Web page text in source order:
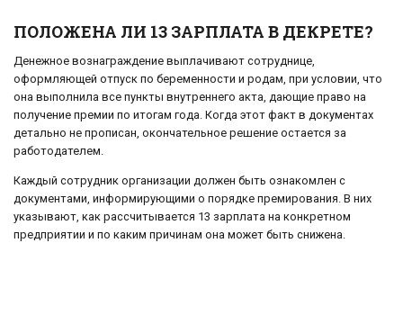
ПОЛОЖЕНА ЛИ 13 ЗАРПЛАТА В ДЕКРЕТЕ?
Денежное вознаграждение выплачивают сотруднице,
оформляющей отпуск по беременности и родам, при условии, что
она выполнила все пункты внутреннего акта, дающие право на
получение премии по итогам года. Когда этот факт в документах
детально не прописан, окончательное решение остается за
работодателем.
Каждый сотрудник организации должен быть ознакомлен с
документами, информирующими о порядке премирования. В них
указывают, как рассчитывается 13 зарплата на конкретном
предприятии и по каким причинам она может быть снижена.